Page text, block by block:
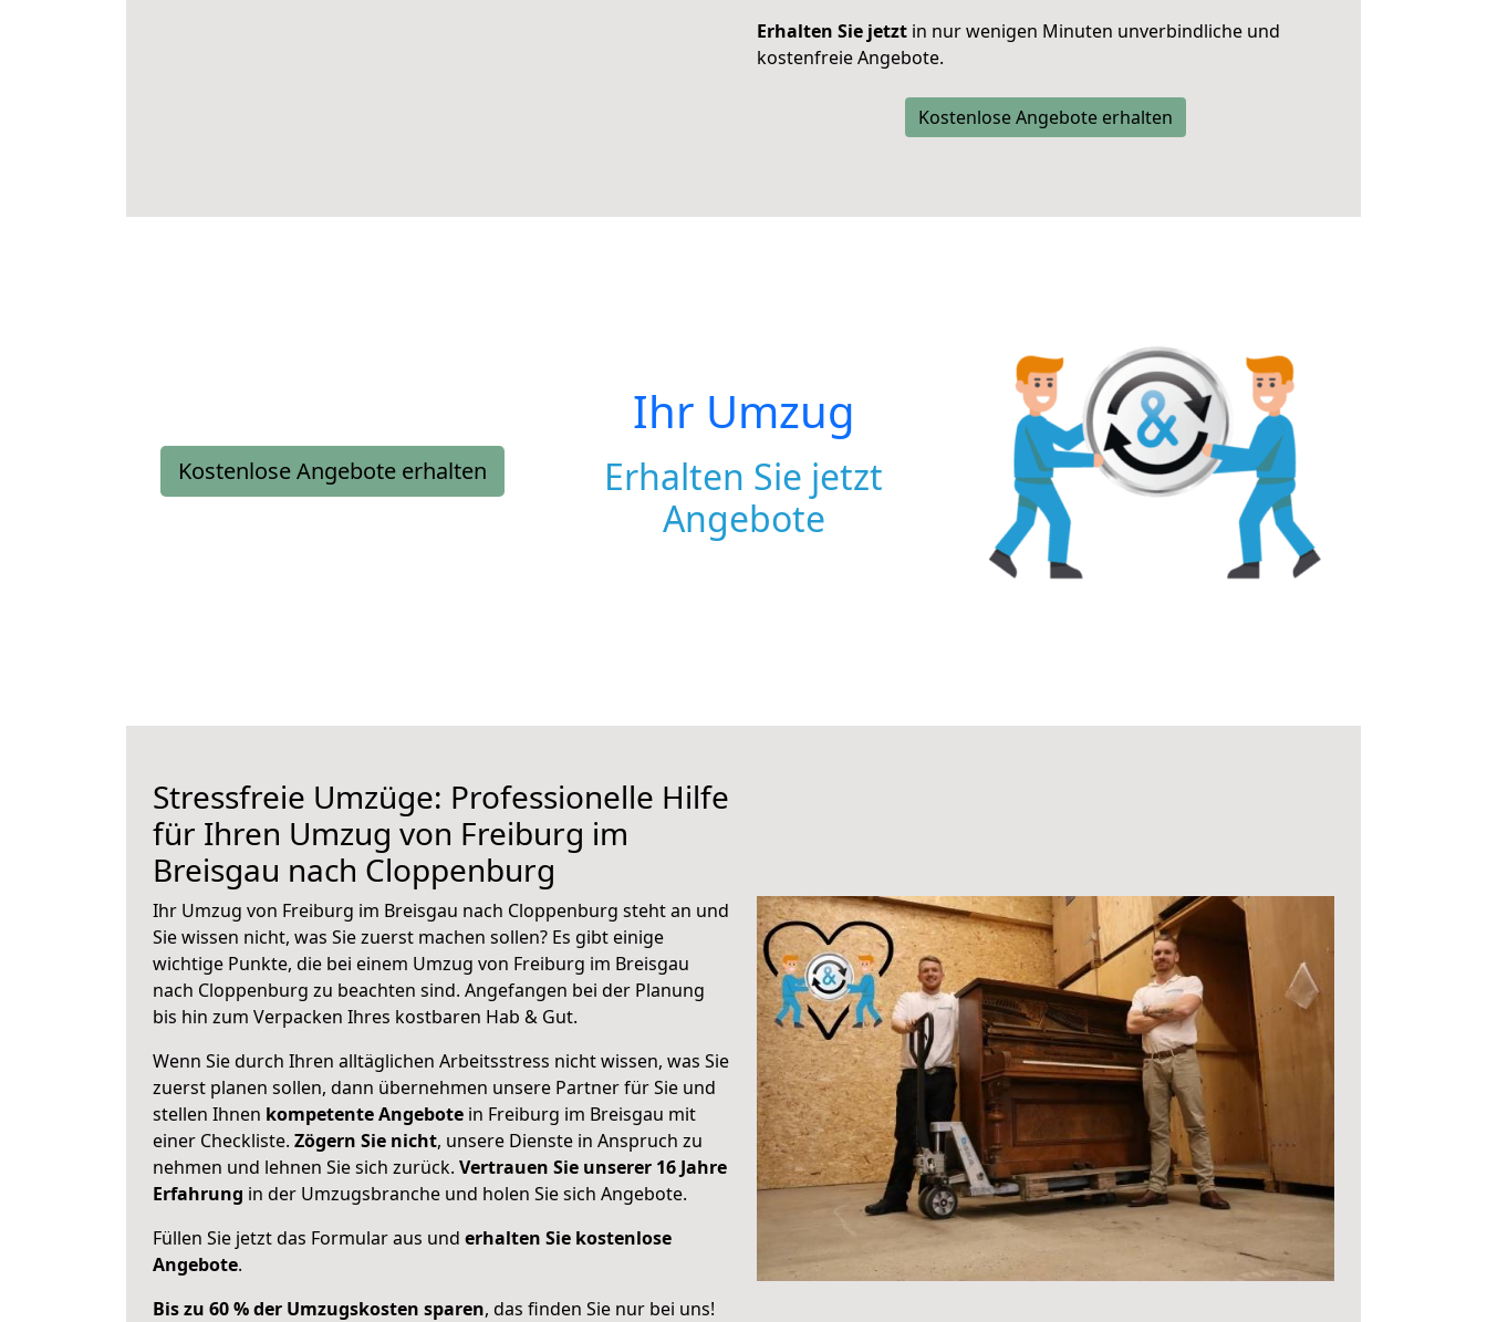
Erhalten Sie jetzt in nur wenigen Minuten unverbindliche und
kostenfreie Angebote.
Kostenlose Angebote erhalten
Kostenlose Angebote erhalten
Ihr Umzug
Erhalten Sie jetzt
Angebote
Stressfreie Umzüge: Professionelle Hilfe
für Ihren Umzug von Freiburg im
Breisgau nach Cloppenburg
Ihr Umzug von Freiburg im Breisgau nach Cloppenburg steht an und
Sie wissen nicht, was Sie zuerst machen sollen? Es gibt einige
wichtige Punkte, die bei einem Umzug von Freiburg im Breisgau
nach Cloppenburg zu beachten sind. Angefangen bei der Planung
bis hin zum Verpacken Ihres kostbaren Hab & Gut.
Wenn Sie durch Ihren alltäglichen Arbeitsstress nicht wissen, was Sie
zuerst planen sollen, dann übernehmen unsere Partner für Sie und
stellen Ihnen kompetente Angebote in Freiburg im Breisgau mit
einer Checkliste. Zögern Sie nicht, unsere Dienste in Anspruch zu
nehmen und lehnen Sie sich zurück. Vertrauen Sie unserer 16 Jahre
Erfahrung in der Umzugsbranche und holen Sie sich Angebote.
Füllen Sie jetzt das Formular aus und erhalten Sie kostenlose
Angebote.
Bis zu 60 % der Umzugskosten sparen, das finden Sie nur bei uns!